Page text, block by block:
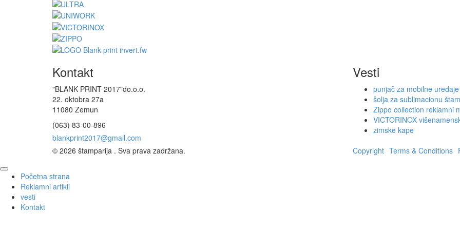
Kontakt
"BLANK PRINT 2017"do.o.o.
22. oktobra 27a
11080 Zemun
(063) 83-00-896
Vesti
punjač za mobilne uređaje
šolja za sublimacionu
Zippo collection reklamni
VICTORINOX
zimske kape
© 2026 štamparija . Sva prava zadržana.
Copyright Terms & Conditions
Skoči
vrh
strane
Početna strana
Reklamni artikli
vesti
Kontakt